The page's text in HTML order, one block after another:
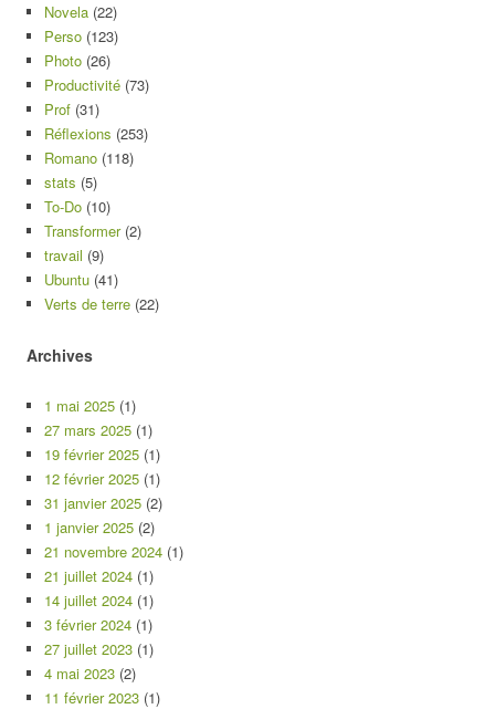
Novela (22)
Perso (123)
Photo (26)
Productivité (73)
Prof (31)
Réflexions (253)
Romano (118)
stats (5)
To-Do (10)
Transformer(2)
travail (9)
Ubuntu (41)
Verts de terre (22)
Archives
1 mai 2025 (1)
27 mars 2025 (1)
19 février 2025 (1)
12 février 2025 (1)
31 janvier 2025 (2)
1 janvier 2025 (2)
21 novembre 2024 (1)
21 juillet 2024 (1)
14 juillet 2024 (1)
3 février 2024 (1)
27 juillet 2023 (1)
4 mai 2023 (2)
11 février 2023 (1)